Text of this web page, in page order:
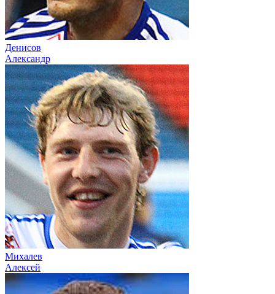
Денисов
Александр
Михалев
Алексей